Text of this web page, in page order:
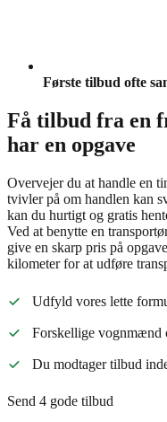
Første tilbud ofte
Få tilbud fra en
har en opgave
Overvejer du at handle en
tvivler på om handlen kan
kan du hurtigt og gratis
Ved at benytte en
give en skarp pris på
kilometer for at udføre
Udfyld vores lette
Forskellige vognmænd
Du modtager tilbud
Send 4 gode tilbud